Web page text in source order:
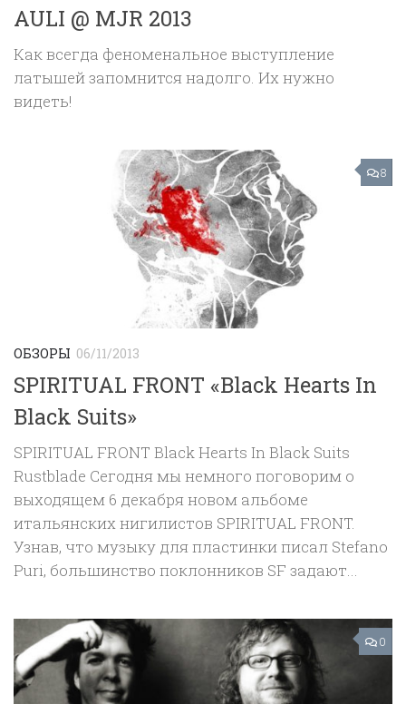
AULI @ MJR 2013
Как всегда феноменальное выступление
латышей запомнится надолго. Их нужно
видеть!
8
ОБЗОРЫ 06/11/2013
SPIRITUAL FRONT «Black Hearts In
Black Suits»
SPIRITUAL FRONT Black Hearts In Black Suits
Rustblade Cегодня мы немного поговорим о
выходящем 6 декабря новом альбоме
итальянских нигилистов SPIRITUAL FRONT.
Узнав, что музыку для пластинки писал Stefano
Puri, большинство поклонников SF задают...
0